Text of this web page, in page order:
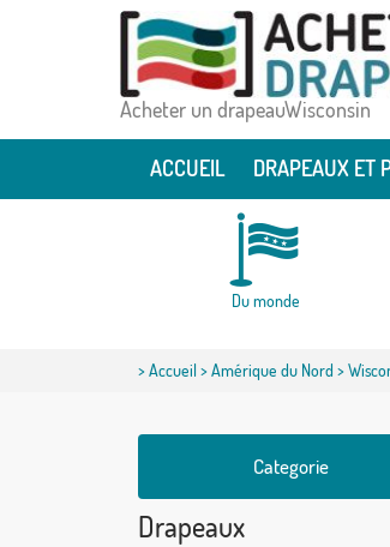
Acheter un drapeauWisconsin
ACCUEIL DRAPEAUX ET
Du monde
>Accueil>Amérique du Nord >
Categorie
Drapeaux